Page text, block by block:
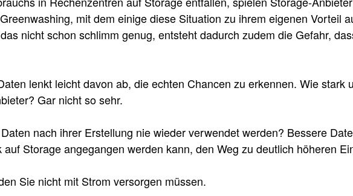
mit dem einige diese Situation zu ihrem eigenen Vorteil
nicht schon schlimm genug, entsteht dadurch zudem die Gefahr,
lenkt leicht davon ab, die echten Chancen zu erkennen. Wie
Gar nicht so sehr.
nach ihrer Erstellung nie wieder verwendet werden? Bessere
Storage angegangen werden kann, den Weg zu deutlich höheren
Sie nicht mit Strom versorgen müssen.